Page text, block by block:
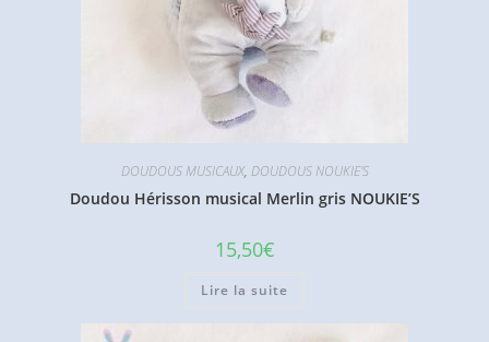
DOUDOUS MUSICAUX, DOUDOUS NOUKIE'S
Doudou Hérisson musical Merlin gris NOUKIE’S
15,50€
Lire la suite